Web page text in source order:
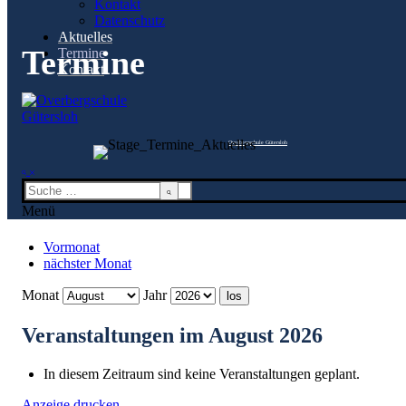
Kontakt
Datenschutz
Aktuelles
Termine
Kontakt
Overbergschule Gütersloh
Suchen
nach:
Menü
Datenschutz
Aktuelles
Termine
Kontakt
Termine
Startseite
Termine
Vormonat
nächster Monat
Monat Jahr
Veranstaltungen im August 2026
In diesem Zeitraum sind keine Veranstaltungen geplant.